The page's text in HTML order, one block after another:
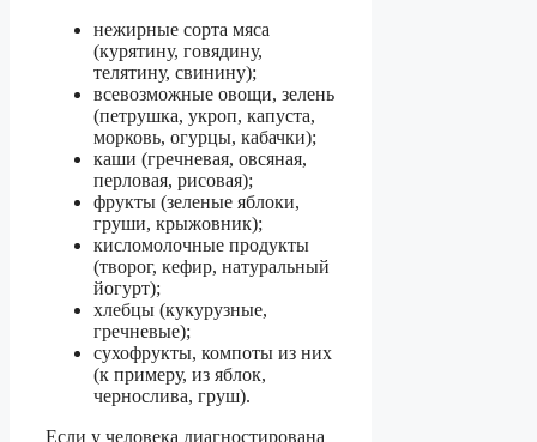
нежирные сорта мяса
(курятину, говядину,
телятину, свинину);
всевозможные овощи, зелень
(петрушка, укроп, капуста,
морковь, огурцы, кабачки);
каши (гречневая, овсяная,
перловая, рисовая);
фрукты (зеленые яблоки,
груши, крыжовник);
кисломолочные продукты
(творог, кефир, натуральный
йогурт);
хлебцы (кукурузные,
гречневые);
сухофрукты, компоты из них
(к примеру, из яблок,
чернослива, груш).
Если у человека диагностирована